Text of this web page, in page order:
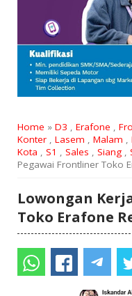
Home » D3 , Erafone ,
Konter, Lasem , Malam ,
Kota , S1 , Sales , Siang,
Pegawai Frontliner Toko
Lowongan
Toko Erafone